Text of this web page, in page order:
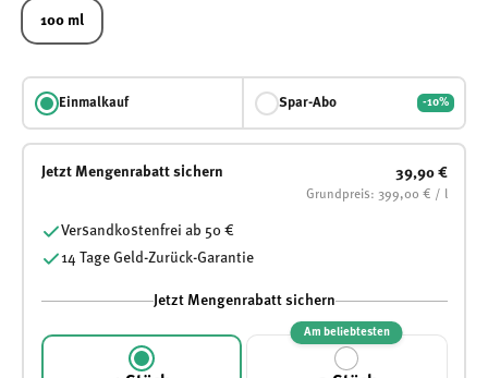
100 ml
Einmalkauf Spar-Abo -10%
Jetzt Mengenrabatt sichern 39,90 €
Grundpreis: 399,00 € / l
Versandkostenfrei ab 50 €
14 Tage Geld-Zurück-Garantie
Jetzt Mengenrabatt sichern
Am beliebtesten